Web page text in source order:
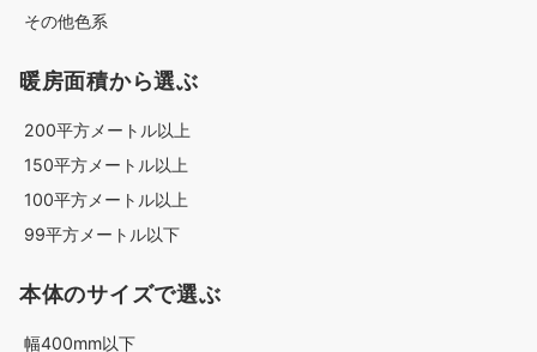
その他色系
暖房面積から選ぶ
200平方メートル以上
150平方メートル以上
100平方メートル以上
99平方メートル以下
本体のサイズで選ぶ
幅400mm以下